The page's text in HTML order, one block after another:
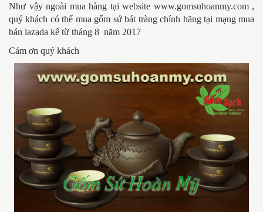
Như vậy ngoài mua hàng tại website www.gomsuhoanmy.com ,
quý khách có thể mua gốm sứ bát tràng chính hãng tại mạng mua
bán lazada kể từ tháng 8 năm 2017
Cám ơn quý khách